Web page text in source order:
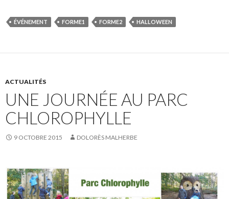
ÉVÉNEMENT FORME1 FORME2 HALLOWEEN
ACTUALITÉS
UNE JOURNÉE AU PARC
CHLOROPHYLLE
9 OCTOBRE 2015 DOLORÈS MALHERBE